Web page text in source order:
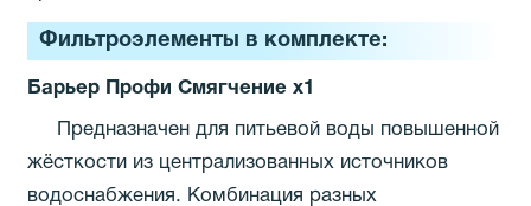
Фильтроэлементы в комплекте:
Барьер Профи Смягчение х1
Предназначен для питьевой воды повышенной
жёсткости из централизованных источников
водоснабжения. Комбинация разных